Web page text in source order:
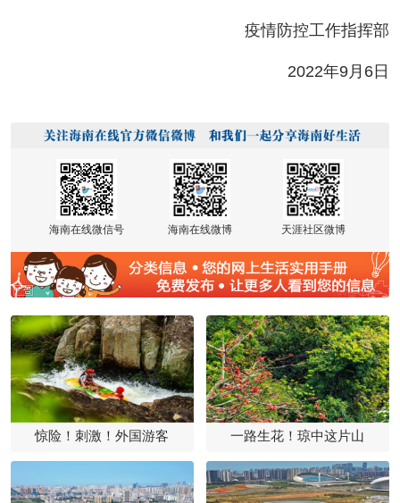
疫情防控工作指挥部
2022年9月6日
海南在线微信号 海南在线微博 天涯社区微博
惊险！刺激！外国游客 一路生花！琼中这片山